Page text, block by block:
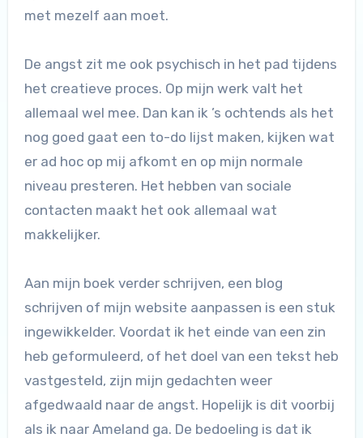
met mezelf aan moet.
De angst zit me ook psychisch in het pad tijdens
het creatieve proces. Op mijn werk valt het
allemaal wel mee. Dan kan ik ’s ochtends als het
nog goed gaat een to-do lijst maken, kijken wat
er ad hoc op mij afkomt en op mijn normale
niveau presteren. Het hebben van sociale
contacten maakt het ook allemaal wat
makkelijker.
Aan mijn boek verder schrijven, een blog
schrijven of mijn website aanpassen is een stuk
ingewikkelder. Voordat ik het einde van een zin
heb geformuleerd, of het doel van een tekst heb
vastgesteld, zijn mijn gedachten weer
afgedwaald naar de angst. Hopelijk is dit voorbij
als ik naar Ameland ga. De bedoeling is dat ik